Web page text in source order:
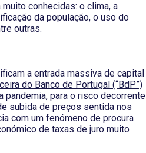
conhecidas: o clima, a
da população, o uso do
outras.
a entrada massiva de capital
do Banco de Portugal (“BdP”)
pandemia, para o risco decorrente
subida de preços sentida nos
com um fenómeno de procura
de taxas de juro muito